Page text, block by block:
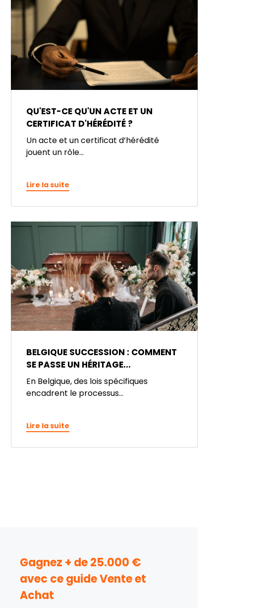
QU'EST-CE QU'UN ACTE ET UN
CERTIFICAT D'HÉRÉDITÉ ?
Un acte et un certificat d’hérédité
jouent un rôle...
Lire la suite
BELGIQUE SUCCESSION : COMMENT
SE PASSE UN HÉRITAGE...
En Belgique, des lois spécifiques
encadrent le processus...
Lire la suite
Gagnez + de 25.000 €
avec ce guide Vente et
Achat